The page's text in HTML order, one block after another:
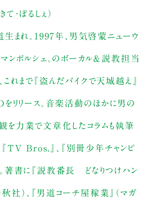
・ぽるしぇ）
まれ。1997年、男気啓蒙ニューウ
マンポルシェ。のボーカル＆説教担当
これまで『盗んだバイクで天城越え』
をリリース。音楽活動のほかに男の
を力業で文章化したコラムも執筆
『TV Bros.』、『別冊少年チャンピ
。著書に『説教番長 どなりつけハン
社）、『男道コーチ屋稼業』（マガ